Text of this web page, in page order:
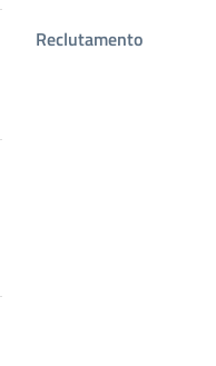
Reclutamento